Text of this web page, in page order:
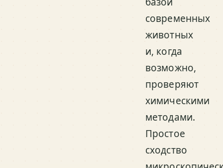
современных
животных
и, когда
возможно,
проверяют
химическими
методами.
Простое
сходство